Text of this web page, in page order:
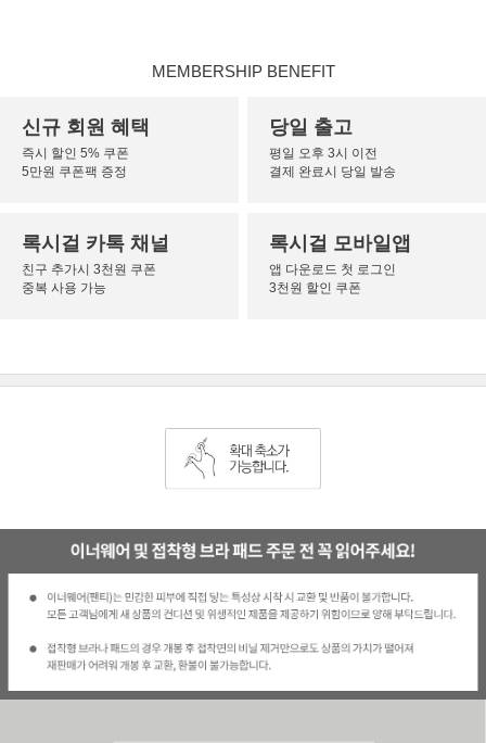
MEMBERSHIP BENEFIT
신규 회원 혜택
즉시 할인 5% 쿠폰
5만원 쿠폰팩 증정
당일 출고
평일 오후 3시 이전
결제 완료시 당일 발송
록시걸 카톡 채널
친구 추가시 3천원 쿠폰
중복 사용 가능
록시걸 모바일앱
앱 다운로드 첫 로그인
3천원 할인 쿠폰